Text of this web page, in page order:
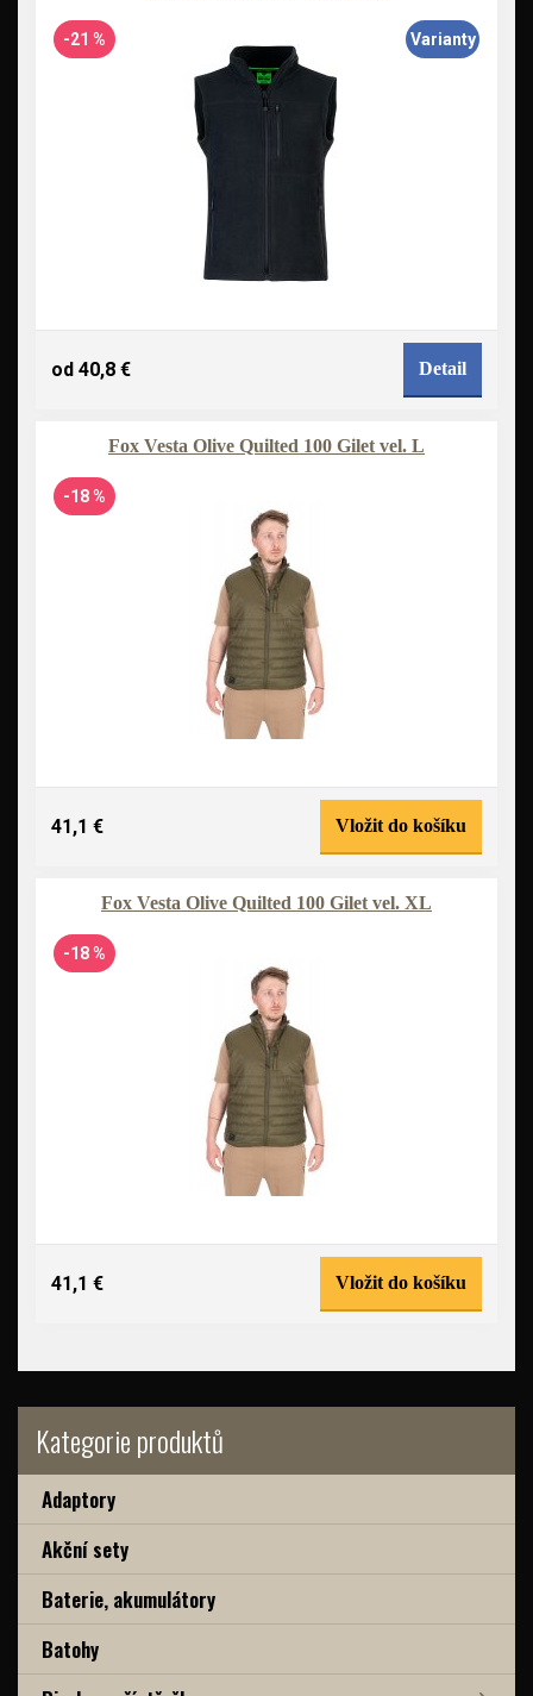
Kategorie produktů
Adaptory
Akční sety
Baterie, akumulátory
Batohy
-21 % Varianty
od 40,8 € Detail
Fox Vesta Olive Quilted 100 Gilet vel. L
-18 %
41,1 € Vložit do košíku
Fox Vesta Olive Quilted 100 Gilet vel. XL
-18 %
41,1 € Vložit do košíku